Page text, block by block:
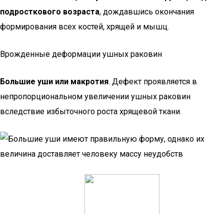
подросткового возраста, дождавшись окончания
формирования всех костей, хрящей и мышц.
Врожденные деформации ушных раковин
Большие уши или макротия. Дефект проявляется в
непропорциональном увеличении ушных раковин
вследствие избыточного роста хрящевой ткани.